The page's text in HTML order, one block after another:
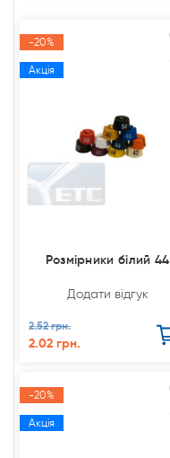
-20%
Акція
Розмірники білий 44
Додати відгук
2.52 грн.
2.02 грн.
-20%
Акція